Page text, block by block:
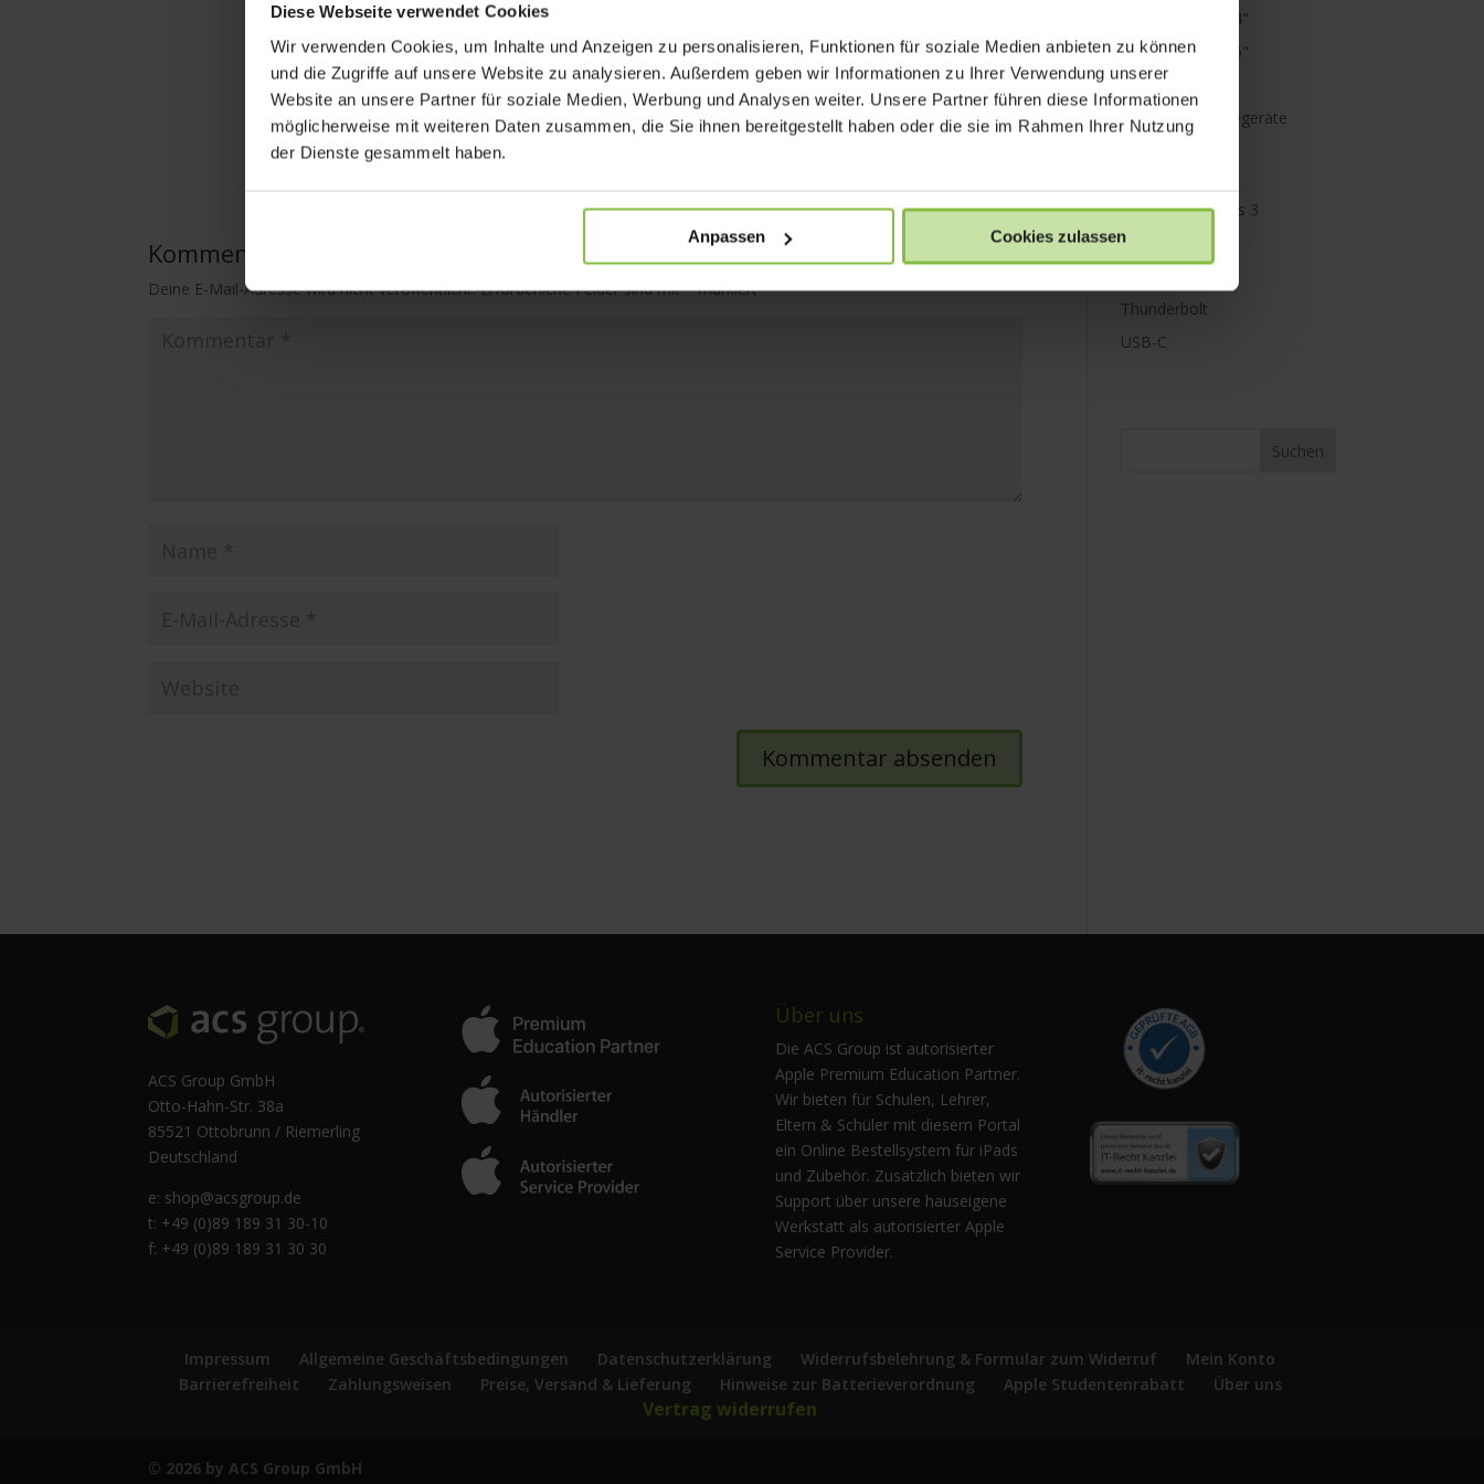
Diese Webseite verwendet Cookies
Wir verwenden Cookies, um Inhalte und Anzeigen zu personalisieren, Funktionen für soziale Medien anbieten zu können
und die Zugriffe auf unsere Website zu analysieren. Außerdem geben wir Informationen zu Ihrer Verwendung unserer
Website an unsere Partner für soziale Medien, Werbung und Analysen weiter. Unsere Partner führen diese Informationen
möglicherweise mit weiteren Daten zusammen, die Sie ihnen bereitgestellt haben oder die sie im Rahmen Ihrer Nutzung
der Dienste gesammelt haben.
Anpassen Cookies zulassen
Kommentar absenden
Deine E-Mail-Adresse wird nicht veröffentlicht. Erforderliche Felder sind mit*markiert
MacBook Pro 14"
MacBook Pro 16"
Mini Displayport
Netzteile & Ladegeräte
PowerBank
Promise Pegasus 3
Schutz
Thunderbolt
USB-C
ACS Group GmbH
Otto-Hahn-Str. 38a
85521 Ottobrunn / Riemerling
Deutschland
e: shop@acsgroup.de
t: +49 (0)89 189 31 30-10
f: +49 (0)89 189 31 30 30
Über uns
Die ACS Group ist autorisierter
Apple Premium Education Partner.
Wir bieten für Schulen, Lehrer,
Eltern & Schüler mit diesem Portal
ein Online Bestellsystem für iPads
und Zubehör. Zusätzlich bieten wir
Support über unsere hauseigene
Werkstatt als autorisierter Apple
Service Provider.
Impressum Allgemeine Geschäftsbedingungen Datenschutzerklärung Widerrufsbelehrung & Formular zum Widerruf
Mein Konto
Barrierefreiheit
Zahlungsweisen Preise, Versand & Lieferung Hinweise zur Batterieverordnung Apple Studentenrabatt Über uns
Vertrag widerrufen
© 2026 by ACS Group GmbH